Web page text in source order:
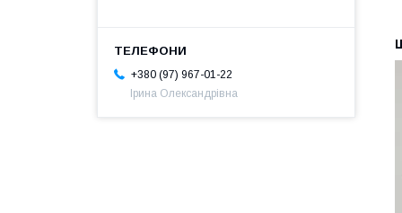
+380 (97) 967-01-22
Ірина Олександрівна